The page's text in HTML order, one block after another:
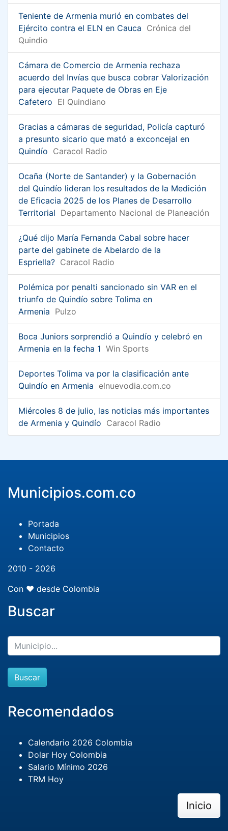
Teniente de Armenia murió en combates del
Ejército contra el ELN en Cauca Crónica del
Quindio
Cámara de Comercio de Armenia rechaza
acuerdo del Invías que busca cobrar Valorización
para ejecutar Paquete de Obras en Eje
Cafetero El Quindiano
Gracias a cámaras de seguridad, Policía capturó
a presunto sicario que mató a exconcejal en
Quindío Caracol Radio
Ocaña (Norte de Santander) y la Gobernación
del Quindío lideran los resultados de la Medición
de Eficacia 2025 de los Planes de Desarrollo
Territorial Departamento Nacional de Planeación
¿Qué dijo María Fernanda Cabal sobre hacer
parte del gabinete de Abelardo de la
Espriella? Caracol Radio
Polémica por penalti sancionado sin VAR en el
triunfo de Quindío sobre Tolima en
Armenia Pulzo
Boca Juniors sorprendió a Quindío y celebró en
Armenia en la fecha 1 Win Sports
Deportes Tolima va por la clasificación ante
Quindío en Armenia elnuevodia.com.co
Miércoles 8 de julio, las noticias más importantes
de Armenia y Quindío Caracol Radio
Municipios.com.co
Portada
Municipios
Contacto
2010 - 2026
Con ❤️ desde Colombia
Buscar
Buscar
Recomendados
Calendario 2026 Colombia
Dolar Hoy Colombia
Salario Mínimo 2026
TRM Hoy
Inicio